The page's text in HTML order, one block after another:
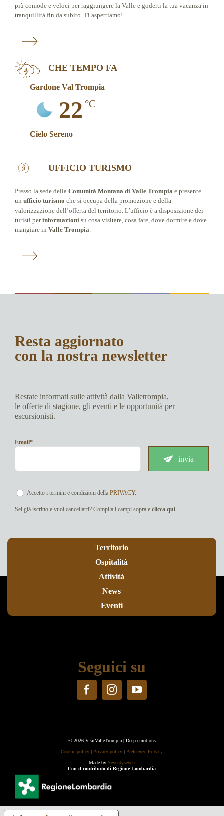
più comode e veloci per raggiungere la Valle e goderti la tua vacanza in
tranquillità fin da subito. Ti aspettiamo!
CHE TEMPO FA
Gardone Val Trompia
22 °C
Cielo Sereno
UFFICIO TURISMO
Presso la sede della Comunità Montana di Valle Trompia è presente
un ufficio turismo che si occupa della promozione e della
valorizzazione dell’offerta del territorio. L’ufficio è a disposizione dei
turisti perinformazioni su cosa visitare, cosa fare, dove dormire e dove
mangiare in Valle Trompia
Resta aggiornato
con la nostra newsletter
Restate informati sulle attività dalla Valletrompia,
le offerte di stagione, gli eventi e le opportunità per
escursionisti.
Email*
invia
Accetto i termini e condizioni della PRIVACY.
Sei già iscritto e vuoi cancellarti? Compila i campi sopra e clicca qui
Territorio
Ospitalità
Attività
News
Eventi
Seguici su
© 2026 VisitValleTrompia | Deep emotions
Cookie policy | Privacy policy | Preferenze Privacy
Made by Seventyseven
Con il contributo di Regione Lombardia